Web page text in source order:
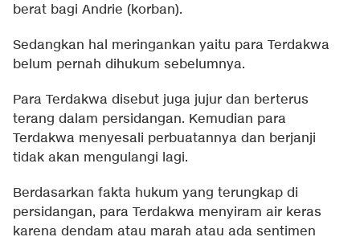
berat bagi Andrie (korban).
Sedangkan hal meringankan yaitu para Terdakwa
belum pernah dihukum sebelumnya.
Para Terdakwa disebut juga jujur dan berterus
terang dalam persidangan. Kemudian para
Terdakwa menyesali perbuatannya dan berjanji
tidak akan mengulangi lagi.
Berdasarkan fakta hukum yang terungkap di
persidangan, para Terdakwa menyiram air keras
karena dendam atau marah atau ada sentimen